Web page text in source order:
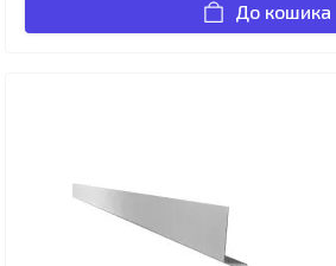
До кошика